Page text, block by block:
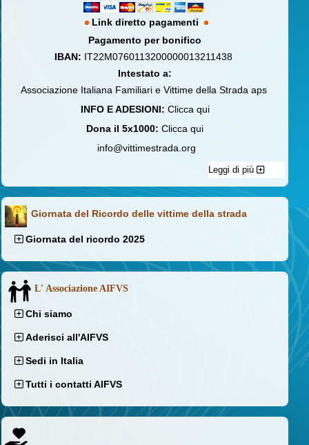
Link diretto pagamenti
Pagamento per bonifico
IBAN: IT22M0760113200000013211438
Intestato a:
Associazione Italiana Familiari e Vittime della Strada aps
INFO E ADESIONI: Clicca qui
Dona il 5x1000: Clicca qui
info@vittimestrada.org
Leggi di più
Giornata del Ricordo delle vittime della strada
Giornata del ricordo 2025
L' Associazione AIFVS
Chi siamo
Aderisci all'AIFVS
Sedi in Italia
Tutti i contatti AIFVS